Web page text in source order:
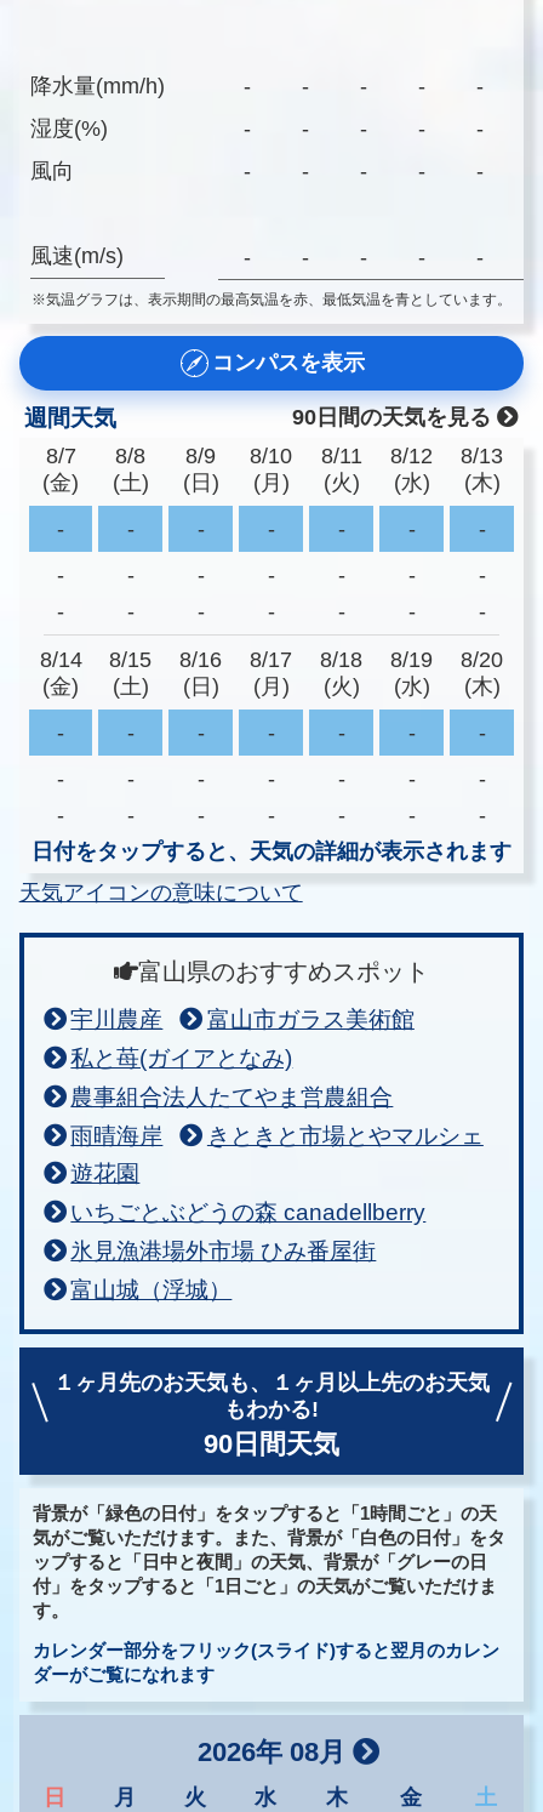
降水量(mm/h)
湿度(%)
風向
風速(m/s)
- - - - -
-
- - - -
-
- - - -
- - - - -
※気温グラフは、表示期間の最高気温を赤、最低気温を青としています。
コンパスを表示
週間天気
90日間の天気を見る
8/7
(金)
8/8
(土)
8/9
(日)
8/10
(月)
8/11
(火)
8/12
(水)
8/13
(木)
-
- - - - -
-
-
- - - - -
-
-
- - - - - -
8/14
(金)
8/15
(土)
8/16
(日)
8/17
(月)
8/18
(火)
8/19
(水)
8/20
(木)
-
- - - - -
-
-
- - - - -
-
-
- - - - -
-
日付をタップすると、天気の詳細が表示されます
天気アイコンの意味について
富山県のおすすめスポット
宇川農産
富山市ガラス美術館
私と苺(ガイアとなみ)
農事組合法人たてやま営農組合
雨晴海岸
きときと市場とやマルシェ
遊花園
いちごとぶどうの森 canadellberry
氷見漁港場外市場 ひみ番屋街
富山城（浮城）
１ヶ月先のお天気も、
１ヶ月以上先のお天気
もわかる!
90日間天気
背景が「緑色の日付」をタップすると「1時間ごと」の天
気がご覧いただけます。また、背景が「白色の日付」をタ
ップすると「日中と夜間」の天気、背景が「グレーの日
付」をタップすると「1日ごと」の天気がご覧いただけま
す。
カレンダー部分をフリック(スライド)すると翌月のカレン
ダーがご覧になれます
2026年 08月
日 月 火 水 木 金 土